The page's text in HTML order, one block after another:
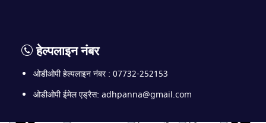
हेल्पलाइन नंबर
ओडीओपी हेल्पलाइन नंबर : 07732-252153
ओडीओपी ईमेल एड्रैस: adhpanna@gmail.com